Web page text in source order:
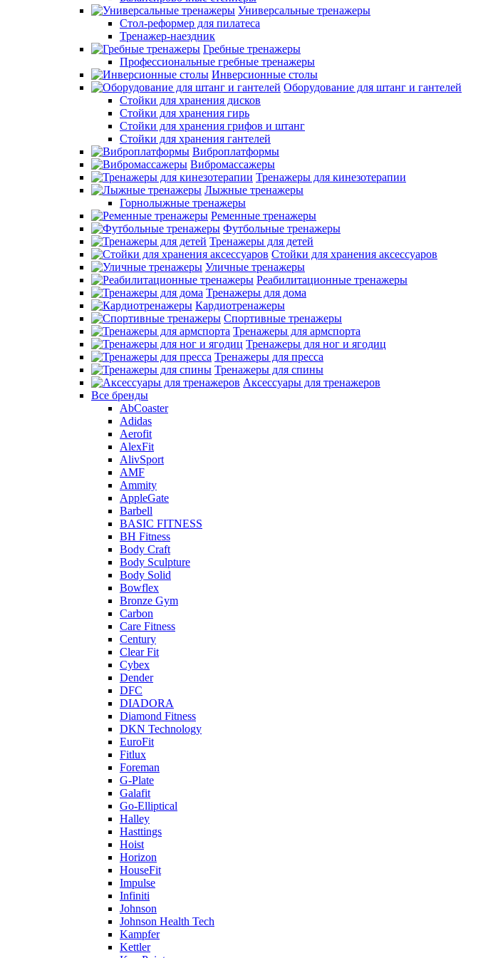
Универсальные тренажеры
Стол-реформер для пилатеса
Тренажер-наездник
Гребные тренажеры
Профессиональные гребные тренажеры
Инверсионные столы
Оборудование для штанг и гантелей
Стойки для хранения дисков
Стойки для хранения гирь
Стойки для хранения грифов и штанг
Стойки для хранения гантелей
Виброплатформы
Вибромассажеры
Тренажеры для кинезотерапии
Лыжные тренажеры
Горнолыжные тренажеры
Ременные тренажеры
Футбольные тренажеры
Тренажеры для детей
Стойки для хранения аксессуаров
Уличные тренажеры
Реабилитационные тренажеры
Тренажеры для дома
Кардиотренажеры
Спортивные тренажеры
Тренажеры для армспорта
Тренажеры для ног и ягодиц
Тренажеры для пресса
Тренажеры для спины
Аксессуары для тренажеров
Все бренды
AbCoaster
Adidas
Aerofit
AlexFit
AlivSport
AMF
Ammity
AppleGate
Barbell
BASIC FITNESS
BH Fitness
Body Craft
Body Sculpture
Body Solid
Bowflex
Bronze Gym
Carbon
Care Fitness
Century
Clear Fit
Cybex
Dender
DFC
DIADORA
Diamond Fitness
DKN Technology
EuroFit
Fitlux
Foreman
G-Plate
Galafit
Go-Elliptical
Halley
Hasttings
Hoist
Horizon
HouseFit
Impulse
Infiniti
Johnson
Johnson Health Tech
Kampfer
Kettler